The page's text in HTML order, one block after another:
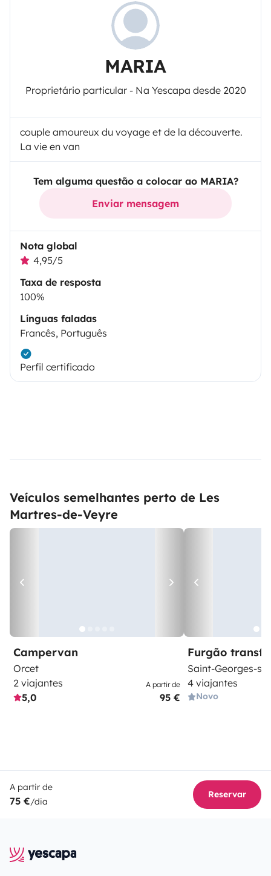
MARIA
Proprietário particular - Na Yescapa desde 2020
couple amoureux du voyage et de la découverte.
La vie en van
Tem alguma questão a colocar ao MARIA?
Enviar mensagem
Nota global
4,95/5
Taxa de resposta
100%
Línguas faladas
Francês, Português
Perfil certificado
Veículos semelhantes perto de Les
Martres-de-Veyre
Campervan
Orcet
2 viajantes
5,0
A partir de
95 €
Furgão
Saint-Georges-
4 viajantes
Novo
A partir de
75 €/dia
Reservar